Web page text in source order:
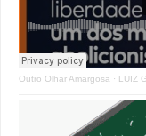
Outro Olhar Amargosa · LUIZ